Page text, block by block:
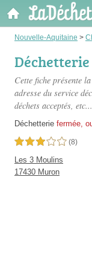
Nouvelle-Aquitaine >
Cette fiche présente
adresse du service
déchets acceptés, etc...
Déchetterie fermée,
3,0 étoiles sur 5 (8)
Les 3 Moulins
17430 Muron